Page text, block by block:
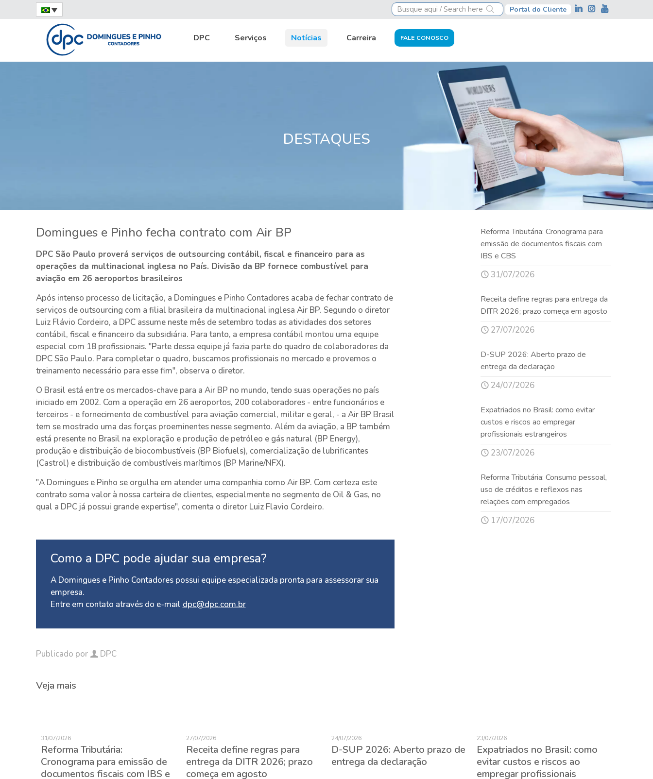
Portal do Cliente
DPC Serviços Notícias Carreira FALE CONOSCO
Home Notícias
DESTAQUES
Domingues e Pinho fecha contrato com Air BP
DPC São Paulo proverá serviços de outsourcing contábil, fiscal e financeiro para as
operações da multinacional inglesa no País. Divisão da BP fornece combustível para
aviação em 26 aeroportos brasileiros
Após intenso processo de licitação, a Domingues e Pinho Contadores acaba de fechar contrato de
serviços de outsourcing com a filial brasileira da multinacional inglesa Air BP. Segundo o diretor
Luiz Flávio Cordeiro, a DPC assume neste mês de setembro todas as atividades dos setores
contábil, fiscal e financeiro da subsidiária. Para tanto, a empresa contábil montou uma equipe
especial com 18 profissionais. "Parte dessa equipe já fazia parte do quadro de colaboradores da
DPC São Paulo. Para completar o quadro, buscamos profissionais no mercado e provemos o
treinamento necessário para esse fim", observa o diretor.
O Brasil está entre os mercados-chave para a Air BP no mundo, tendo suas operações no país
iniciado em 2002. Com a operação em 26 aeroportos, 200 colaboradores - entre funcionários e
terceiros - e fornecimento de combustível para aviação comercial, militar e geral, - a Air BP Brasil
tem se mostrado uma das forças proeminentes nesse segmento. Além da aviação, a BP também
está presente no Brasil na exploração e produção de petróleo e gás natural (BP Energy),
produção e distribuição de biocombustíveis (BP Biofuels), comercialização de lubrificantes
(Castrol) e distribuição de combustíveis marítimos (BP Marine/NFX).
"A Domingues e Pinho se orgulha em atender uma companhia como Air BP. Com certeza este
contrato soma valor à nossa carteira de clientes, especialmente no segmento de Oil & Gas, no
qual a DPC já possui grande expertise", comenta o diretor Luiz Flavio Cordeiro.
Como a DPC pode ajudar sua empresa?
A Domingues e Pinho Contadores possui equipe especializada pronta para assessorar sua
empresa.
Entre em contato através do e-mail dpc@dpc.com.br
Publicado por DPC
Reforma Tributária: Cronograma para
emissão de documentos fiscais com
IBS e CBS
31/07/2026
Receita define regras para entrega da
DITR 2026; prazo começa em agosto
27/07/2026
D-SUP 2026: Aberto prazo de
entrega da declaração
24/07/2026
Expatriados no Brasil: como evitar
custos e riscos ao empregar
profissionais estrangeiros
23/07/2026
Reforma Tributária: Consumo pessoal,
uso de créditos e reflexos nas
relações com empregados
17/07/2026
Veja mais
31/07/2026
Reforma Tributária:
Cronograma para emissão de
documentos fiscais com IBS e
27/07/2026
Receita define regras para
entrega da DITR 2026; prazo
começa em agosto
24/07/2026
D-SUP 2026: Aberto prazo de
entrega da declaração
23/07/2026
Expatriados no Brasil: como
evitar custos e riscos ao
empregar profissionais